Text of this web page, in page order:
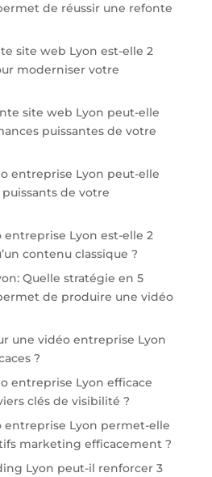
de réussir une refonte
site web Lyon est-elle 2
moderniser votre
site web Lyon peut-elle
puissantes de votre
entreprise Lyon peut-elle
de votre
entreprise Lyon est-elle 2
contenu classique ?
Quelle stratégie en 5
de produire une vidéo
une vidéo entreprise Lyon
?
entreprise Lyon efficace
clés de visibilité ?
entreprise Lyon permet-elle
marketing efficacement ?
Lyon peut-il renforcer 3